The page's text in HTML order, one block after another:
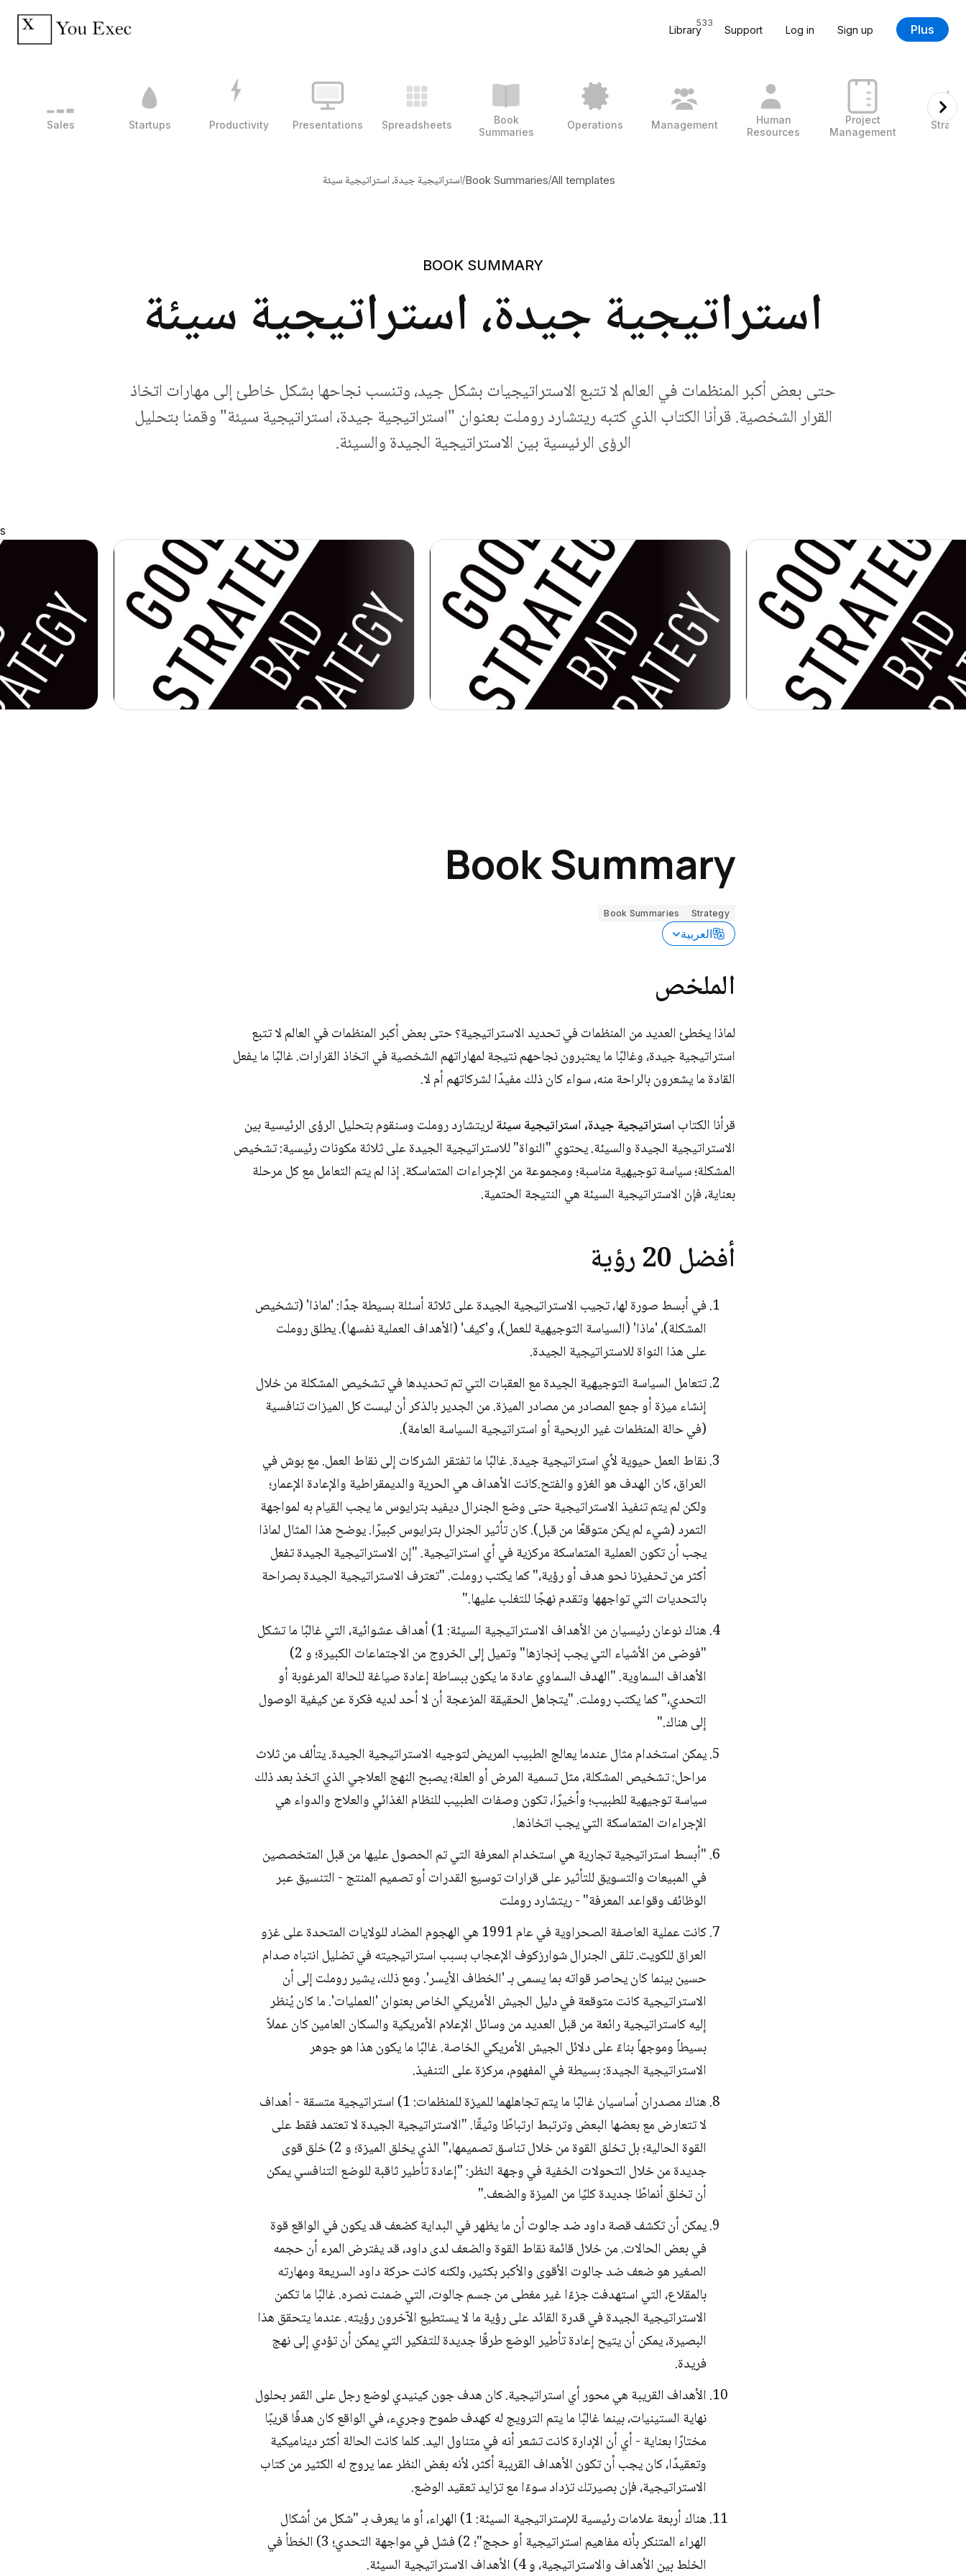
Library
533
Support Log in Sign up Plus
Sales Startups Productivity Presentations Spreadsheets
Book
Summaries
Operations Management
Human
Resources
Project
Management
All templates
/
Book Summaries
/استراتيجية جيدة، استراتيجية سيئة
BOOK SUMMARY
استراتيجية جيدة، استراتيجية سيئة
حتى بعض أكبر المنظمات في العالم لا تتبع الاستراتيجيات بشكل جيد، وتنسب نجاحها بشكل خاطئ إلى مهارات اتخاذ
القرار الشخصية. قرأنا الكتاب الذي كتبه ريتشارد روملت بعنوان "استراتيجية جيدة، استراتيجية سيئة" وقمنا بتحليل
الرؤى الرئيسية بين الاستراتيجية الجيدة والسيئة.
s
Book Summary
Strategy
Book Summaries
العربية
الملخص
لماذا يخطئ العديد من المنظمات في تحديد الاستراتيجية؟ حتى بعض أكبر المنظمات في العالم لا تتبع
استراتيجية جيدة، وغالبًا ما يعتبرون نجاحهم نتيجة لمهاراتهم الشخصية في اتخاذ القرارات. غالبًا ما يفعل
القادة ما يشعرون بالراحة منه، سواء كان ذلك مفيدًا لشركاتهم أم لا.
قرأنا الكتاباستراتيجية جيدة، استراتيجية سيئةلريتشارد روملت وسنقوم بتحليل الرؤى الرئيسية بين
الاستراتيجية الجيدة والسيئة. يحتوي "النواة" للاستراتيجية الجيدة على ثلاثة مكونات رئيسية: تشخيص
المشكلة؛ سياسة توجيهية مناسبة؛ ومجموعة من الإجراءات المتماسكة. إذا لم يتم التعامل مع كل مرحلة
بعناية، فإن الاستراتيجية السيئة هي النتيجة الحتمية.
أفضل 20 رؤية
في أبسط صورة لها، تجيب الاستراتيجية الجيدة على ثلاثة أسئلة بسيطة جدًا: 'لماذا' (تشخيص
المشكلة)، 'ماذا' (السياسة التوجيهية للعمل)، و'كيف' (الأهداف العملية نفسها). يطلق روملت
على هذا النواة للاستراتيجية الجيدة.
تتعامل السياسة التوجيهية الجيدة مع العقبات التي تم تحديدها في تشخيص المشكلة من خلال
إنشاء ميزة أو جمع المصادر من مصادر الميزة. من الجدير بالذكر أن ليست كل الميزات تنافسية
(في حالة المنظمات غير الربحية أو استراتيجية السياسة العامة).
نقاط العمل حيوية لأي استراتيجية جيدة. غالبًا ما تفتقر الشركات إلى نقاط العمل. مع بوش في
العراق، كان الهدف هو الغزو والفتح.كانت الأهداف هي الحرية والديمقراطية والإعادة الإعمار؛
ولكن لم يتم تنفيذ الاستراتيجية حتى وضع الجنرال ديفيد بترايوس ما يجب القيام به لمواجهة
التمرد (شيء لم يكن متوقعًا من قبل). كان تأثير الجنرال بترايوس كبيرًا. يوضح هذا المثال لماذا
يجب أن تكون العملية المتماسكة مركزية في أي استراتيجية. "إن الاستراتيجية الجيدة تفعل
أكثر من تحفيزنا نحو هدف أو رؤية،" كما يكتب روملت. "تعترف الاستراتيجية الجيدة بصراحة
بالتحديات التي تواجهها وتقدم نهجًا للتغلب عليها."
هناك نوعان رئيسيان من الأهداف الاستراتيجية السيئة: 1) أهداف عشوائية، التي غالبًا ما تشكل
"فوضى من الأشياء التي يجب إنجازها" وتميل إلى الخروج من الاجتماعات الكبيرة؛ و 2)
الأهداف السماوية. "الهدف السماوي عادة ما يكون ببساطة إعادة صياغة للحالة المرغوبة أو
التحدي،" كما يكتب روملت. "يتجاهل الحقيقة المزعجة أن لا أحد لديه فكرة عن كيفية الوصول
إلى هناك."
يمكن استخدام مثال عندما يعالج الطبيب المريض لتوجيه الاستراتيجية الجيدة. يتألف من ثلاث
مراحل: تشخيص المشكلة، مثل تسمية المرض أو العلة؛ يصبح النهج العلاجي الذي اتخذ بعد ذلك
سياسة توجيهية للطبيب؛ وأخيرًا، تكون وصفات الطبيب للنظام الغذائي والعلاج والدواء هي
الإجراءات المتماسكة التي يجب اتخاذها.
"أبسط استراتيجية تجارية هي استخدام المعرفة التي تم الحصول عليها من قبل المتخصصين
في المبيعات والتسويق للتأثير على قرارات توسيع القدرات أو تصميم المنتج - التنسيق عبر
الوظائف وقواعد المعرفة" - ريتشارد روملت
كانت عملية العاصفة الصحراوية في عام 1991 هي الهجوم المضاد للولايات المتحدة على غزو
العراق للكويت. تلقى الجنرال شوارزكوف الإعجاب بسبب استراتيجيته في تضليل انتباه صدام
حسين بينما كان يحاصر قواته بما يسمى بـ 'الخطاف الأيسر'. ومع ذلك، يشير روملت إلى أن
الاستراتيجية كانت متوقعة في دليل الجيش الأمريكي الخاص بعنوان 'العمليات'. ما كان يُنظر
إليه كاستراتيجية رائعة من قبل العديد من وسائل الإعلام الأمريكية والسكان العامين كان عملاً
بسيطاً وموجهاً بناءً على دلائل الجيش الأمريكي الخاصة. غالبًا ما يكون هذا هو جوهر
الاستراتيجية الجيدة: بسيطة في المفهوم، مركزة على التنفيذ.
هناك مصدران أساسيان غالبًا ما يتم تجاهلهما للميزة للمنظمات: 1) استراتيجية متسقة - أهداف
لا تتعارض مع بعضها البعض وترتبط ارتباطًا وثيقًا. "الاستراتيجية الجيدة لا تعتمد فقط على
القوة الحالية؛ بل تخلق القوة من خلال تناسق تصميمها،" الذي يخلق الميزة؛ و 2) خلق قوى
جديدة من خلال التحولات الخفية في وجهة النظر: "إعادة تأطير ثاقبة للوضع التنافسي يمكن
أن تخلق أنماطًا جديدة كليًا من الميزة والضعف."
يمكن أن تكشف قصة داود ضد جالوت أن ما يظهر في البداية كضعف قد يكون في الواقع قوة
في بعض الحالات. من خلال قائمة نقاط القوة والضعف لدى داود، قد يفترض المرء أن حجمه
الصغير هو ضعف ضد جالوت الأقوى والأكبر بكثير، ولكنه كانت حركة داود السريعة ومهارته
بالمقلاع، التي استهدفت جزءًا غير مغطى من جسم جالوت، التي ضمنت نصره. غالبًا ما تكمن
الاستراتيجية الجيدة في قدرة القائد على رؤية ما لا يستطيع الآخرون رؤيته. عندما يتحقق هذا
البصيرة، يمكن أن يتيح إعادة تأطير الوضع طرقًا جديدة للتفكير التي يمكن أن تؤدي إلى نهج
فريدة.
الأهداف القريبة هي محور أي استراتيجية. كان هدف جون كينيدي لوضع رجل على القمر بحلول
نهاية الستينيات، بينما غالبًا ما يتم الترويج له كهدف طموح وجريء، في الواقع كان هدفًا قريبًا
مختارًا بعناية - أي أن الإدارة كانت تشعر أنه في متناول اليد. كلما كانت الحالة أكثر ديناميكية
وتعقيدًا، كان يجب أن تكون الأهداف القريبة أكثر، لأنه بغض النظر عما يروج له الكثير من كتاب
الاستراتيجية، فإن بصيرتك تزداد سوءًا مع تزايد تعقيد الوضع.
هناك أربعة علامات رئيسية للإستراتيجية السيئة: 1) الهراء، أو ما يعرف بـ "شكل من أشكال
الهراء المتنكر بأنه مفاهيم استراتيجية أو حجج"؛ 2) فشل في مواجهة التحدي؛ 3) الخطأ في
الخلط بين الأهداف والاستراتيجية، و 4) الأهداف الاستراتيجية السيئة.